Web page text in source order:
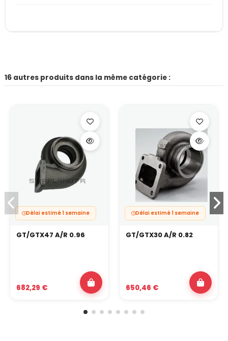
16 autres produits dans la même catégorie :
Délai estimé 1 semaine
GT/GTX47 A/R 0.96
682,29 €
Délai estimé 1 semaine
GT/GTX30 A/R 0.82
650,46 €